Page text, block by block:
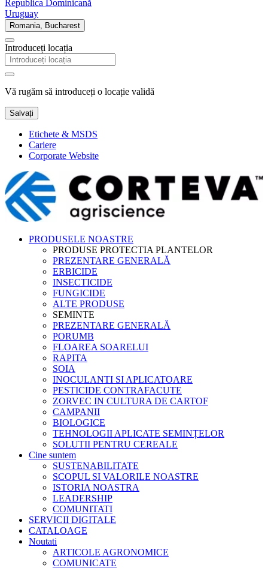
Republica Dominicană
Uruguay
Romania, Bucharest
Introduceți locația
Vă rugăm să introduceți o locație validă
Salvați
Etichete & MSDS
Cariere
Corporate Website
PRODUSELE NOASTRE
PRODUSE PROTECTIA PLANTELOR
PREZENTARE GENERALĂ
ERBICIDE
INSECTICIDE
FUNGICIDE
ALTE PRODUSE
SEMINTE
PREZENTARE GENERALĂ
PORUMB
FLOAREA SOARELUI
RAPITA
SOIA
INOCULANTI SI APLICATOARE
PESTICIDE CONTRAFACUTE
ZORVEC IN CULTURA DE CARTOF
CAMPANII
BIOLOGICE
TEHNOLOGII APLICATE SEMINȚELOR
SOLUTII PENTRU CEREALE
Cine suntem
SUSTENABILITATE
SCOPUL SI VALORILE NOASTRE
ISTORIA NOASTRA
LEADERSHIP
COMUNITATI
SERVICII DIGITALE
CATALOAGE
Noutati
ARTICOLE AGRONOMICE
COMUNICATE